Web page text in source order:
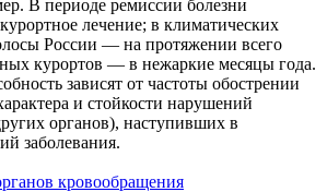
В периоде ремиссии болезни
лечение; в климатических
России — на протяжении всего
курортов — в нежаркие месяцы года.
зависят от частоты обострении
и стойкости нарушений
органов), наступивших в
заболевания.
кровообращения